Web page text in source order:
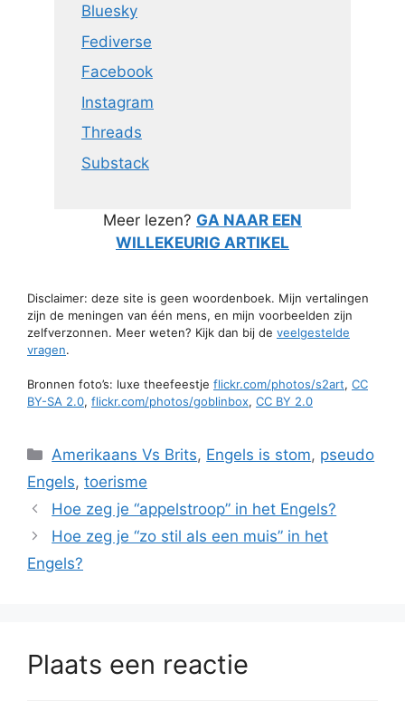
Bluesky
Fediverse
Facebook
Instagram
Threads
Substack
Meer lezen? GA NAAR EEN
WILLEKEURIG ARTIKEL
Disclaimer: deze site is geen woordenboek. Mijn vertalingen
zijn de meningen van één mens, en mijn voorbeelden zijn
zelfverzonnen. Meer weten? Kijk dan bij de veelgestelde
vragen.
Bronnen foto’s: luxe theefeestje flickr.com/photos/s2art, CC
BY-SA 2.0, flickr.com/photos/goblinbox, CC BY 2.0
Categorieën
Amerikaans Vs Brits, Engels is stom, pseudo
Engels, toerisme
Hoe zeg je “appelstroop” in het Engels?
Hoe zeg je “zo stil als een muis” in het
Engels?
Plaats een reactie